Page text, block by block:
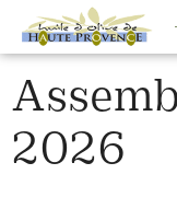
2026